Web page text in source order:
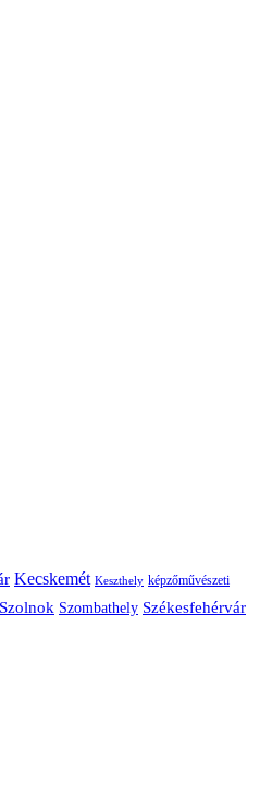
Kecskemét Keszthely képzőművészeti
Szolnok Szombathely Székesfehérvár